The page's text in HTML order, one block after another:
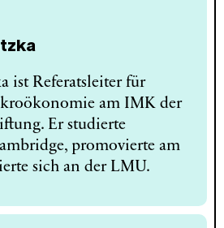
ist Referatsleiter für
am IMK der
Er studierte
promovierte am
sich an der LMU.